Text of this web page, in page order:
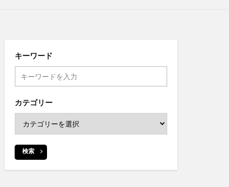
キーワード
カテゴリー
検索